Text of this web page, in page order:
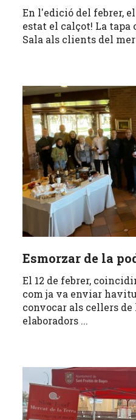
En l'edició del febrer,
estat el calçot! La tapa
Sala als clients del
Esmorzar de la
El 12 de febrer,
com ja va enviar
convocar als cellers de
elaboradors ...